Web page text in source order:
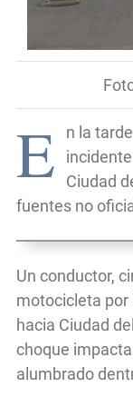
E
n la
Ciudad
fuentes no
Un conductor,
motocicleta por
hacia Ciudad
choque
alumbrado